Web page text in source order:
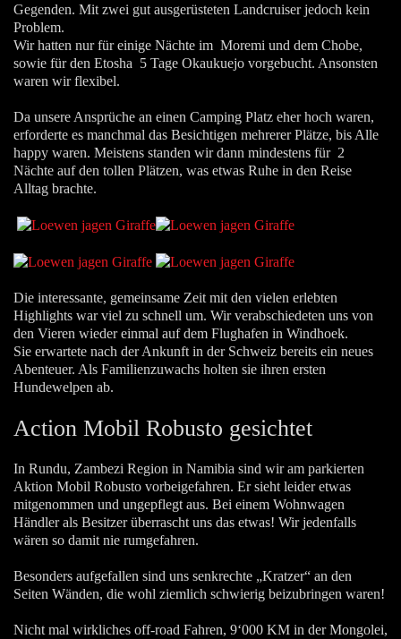
Gegenden. Mit zwei gut ausgerüsteten Landcruiser jedoch kein
Problem.
Wir hatten nur für einige Nächte im Moremi und dem Chobe,
sowie für den Etosha 5 Tage Okaukuejo vorgebucht. Ansonsten
waren wir flexibel.
Da unsere Ansprüche an einen Camping Platz eher hoch waren,
erforderte es manchmal das Besichtigen mehrerer Plätze, bis Alle
happy waren. Meistens standen wir dann mindestens für 2
Nächte auf den tollen Plätzen, was etwas Ruhe in den Reise
Alltag brachte.
Die interessante, gemeinsame Zeit mit den vielen erlebten
Highlights war viel zu schnell um. Wir verabschiedeten uns von
den Vieren wieder einmal auf dem Flughafen in Windhoek.
Sie erwartete nach der Ankunft in der Schweiz bereits ein neues
Abenteuer. Als Familienzuwachs holten sie ihren ersten
Hundewelpen ab.
Action Mobil Robusto gesichtet
In Rundu, Zambezi Region in Namibia sind wir am parkierten
Aktion Mobil Robusto vorbeigefahren. Er sieht leider etwas
mitgenommen und ungepflegt aus. Bei einem Wohnwagen
Händler als Besitzer überrascht uns das etwas! Wir jedenfalls
wären so damit nie rumgefahren.
Besonders aufgefallen sind uns senkrechte „Kratzer“ an den
Seiten Wänden, die wohl ziemlich schwierig beizubringen waren!
Nicht mal wirkliches off-road Fahren, 9‘000 KM in der Mongolei,